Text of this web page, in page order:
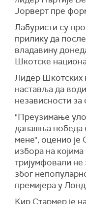
Јорверт пре
Лабуристи су
прилику да
владавину
Шкотске
Лидер Шкотских
наставља да
независности
"Преузимање
данашња победа
мене", оценио је
избора на
тријумфовали не
због
премијера у
Кир Стармер је